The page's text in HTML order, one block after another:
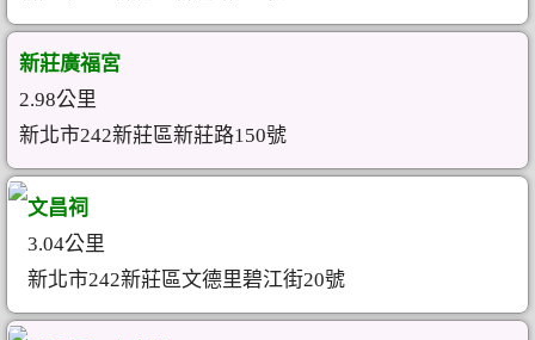
新莊廣福宮
2.98公里
新北市242新莊區新莊路150號
文昌祠
3.04公里
新北市242新莊區文德里碧江街20號